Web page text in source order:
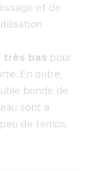
et de
très bas pour
En outre,
bonde de
sont à
de temps